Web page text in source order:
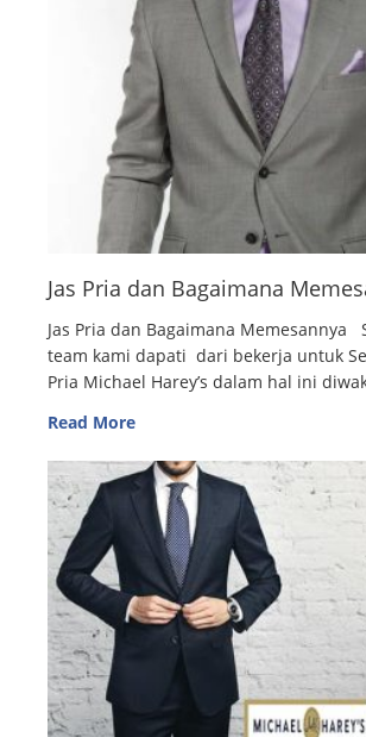
Jas Pria dan Bagaimana
Jas Pria dan Bagaimana Memesannya
team kami dapati dari bekerja untuk
Pria Michael Harey’s dalam hal ini
Read More